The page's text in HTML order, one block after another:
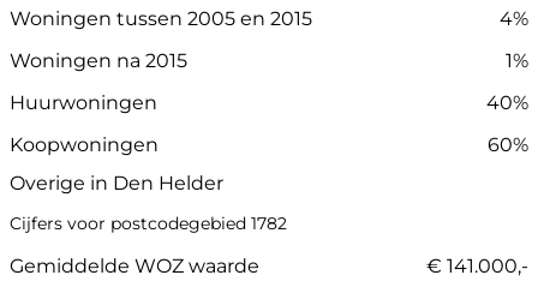
Woningen tussen 2005 en 2015
4%
Woningen na 2015
1%
Huurwoningen
40%
Koopwoningen
60%
Overige in Den Helder
Cijfers voor postcodegebied 1782
Gemiddelde WOZ waarde
€ 141.000,-